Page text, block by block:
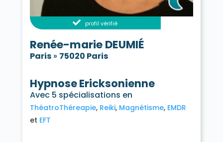
profil vérifié
Renée-marie DEUMIÉ
Paris» 75020 Paris
Hypnose Ericksonienne
Avec 5 spécialisations en
ThéatroThéreapie Reiki Magnétisme EMDR
EFT